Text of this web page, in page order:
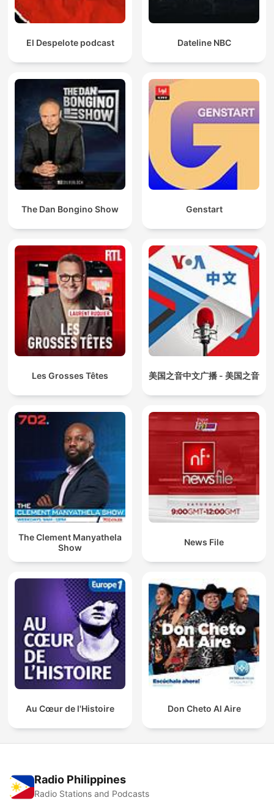
El Despelote podcast Dateline NBC
The Dan Bongino Show Genstart
Les Grosses Têtes 美国之音中文广播 - 美国之音
The Clement Manyathela
Show
News File
Au Cœur de l'Histoire Don Cheto Al Aire
Radio Philippines
Radio Stations and Podcasts